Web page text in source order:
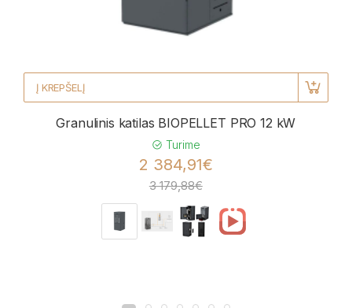
Į KREPŠELĮ
Granulinis katilas BIOPELLET PRO 12 kW
Turime
2 384,91€
3 179,88€